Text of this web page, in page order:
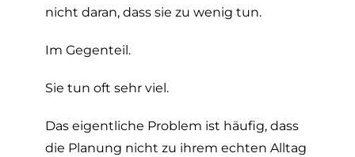
nicht daran, dass sie zu wenig tun.
Im Gegenteil.
Sie tun oft sehr viel.
Das eigentliche Problem ist häufig, dass
die Planung nicht zu ihrem echten Alltag